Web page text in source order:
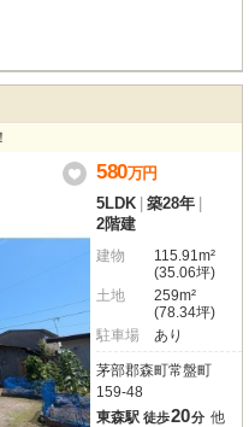
♪詳しくはミニミニFC函館店【01
さい！
580万円
5LDK 築28年
2階建
建物
115.91m²
(35.06坪)
土地
259m²
(78.34坪)
駐車場
あり
茅部郡森町常盤町
159-48
東森駅 徒歩20分 他